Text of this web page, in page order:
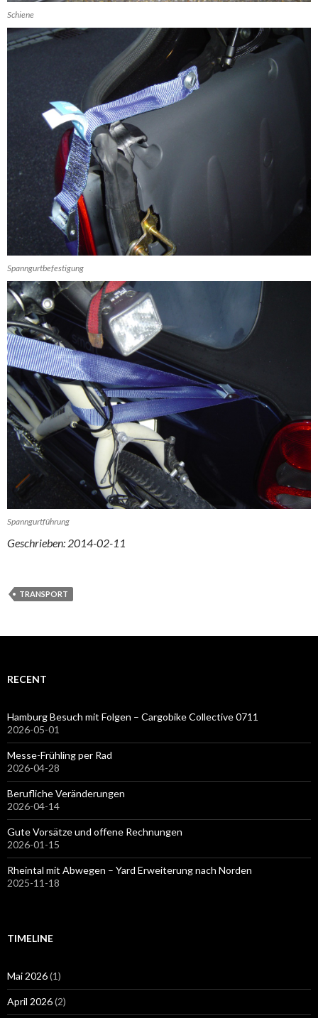
Schiene
Spanngurtbefestigung
Spanngurtführung
Geschrieben: 2014-02-11
TRANSPORT
RECENT
Hamburg Besuch mit Folgen – Cargobike Collective 0711
2026-05-01
Messe-Frühling per Rad
2026-04-28
Berufliche Veränderungen
2026-04-14
Gute Vorsätze und offene Rechnungen
2026-01-15
Rheintal mit Abwegen – Yard Erweiterung nach Norden
2025-11-18
TIMELINE
Mai 2026(1)
April 2026(2)